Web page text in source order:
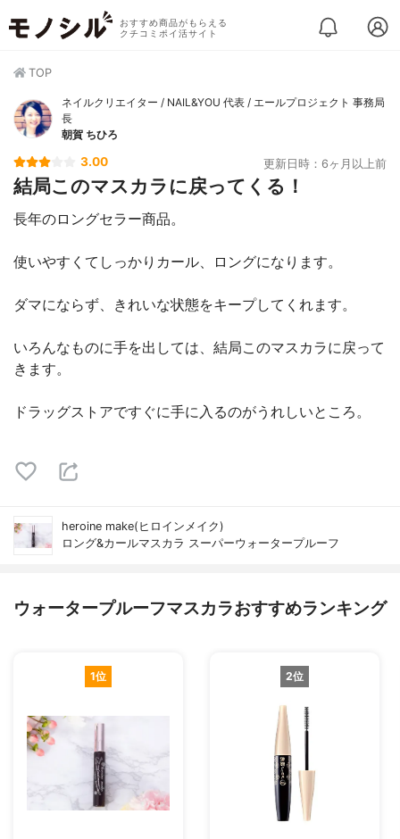
おすすめ商品がもらえる
クチコミポイ活サイト
TOP
ネイルクリエイター / NAIL&YOU 代表 / エールプロジェクト 事務局
長
朝賀 ちひろ
3.00 更新日時：6ヶ月以上前
結局このマスカラに戻ってくる！
長年のロングセラー商品。
使いやすくてしっかりカール、ロングになります。
ダマにならず、きれいな状態をキープしてくれます。
いろんなものに手を出しては、結局このマスカラに戻って
きます。
ドラッグストアですぐに手に入るのがうれしいところ。
heroine make(ヒロインメイク)
ロング&カールマスカラ スーパーウォータープルーフ
ウォータープルーフマスカラおすすめランキング
1位 2位